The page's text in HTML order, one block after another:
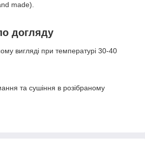
made).
догляду
вигляді при температурі 30-40
та сушіння в розібраному